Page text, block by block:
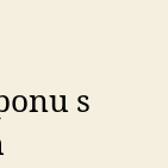
s